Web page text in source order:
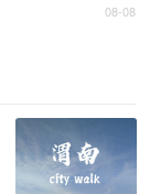
08-08